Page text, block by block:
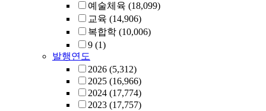
예술체육 (18,099)
교육 (14,906)
복합학 (10,006)
9 (1)
발행연도
2026 (5,312)
2025 (16,966)
2024 (17,774)
2023 (17,757)